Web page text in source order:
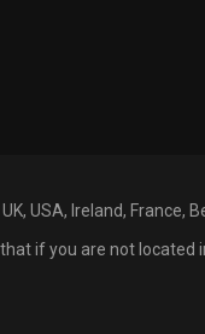
USA, Ireland, France,
if you are not